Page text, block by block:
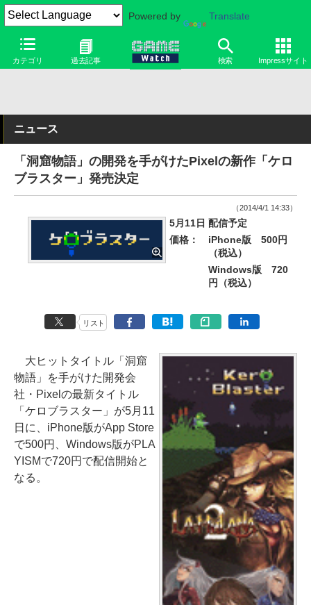
Powered by Translate
カテゴリ 過去記事 検索 Impressサイト
ニュース
「洞窟物語」の開発を手がけたPixelの新作「ケロ
ブラスター」発売決定
（2014/4/1 14:33）
5月11日 配信予定
価格：
iPhone版 500円
（税込）
Windows版 720
円（税込）
リスト
大ヒットタイトル「洞窟
物語」を手がけた開発会
社・Pixelの最新タイトル
「ケロブラスター」が5月11
日に、iPhone版がApp Store
で500円、Windows版がPLA
YISMで720円で配信開始と
なる。